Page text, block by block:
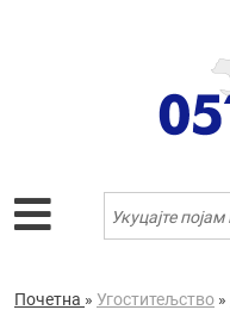
Почетна » Угоститељство »